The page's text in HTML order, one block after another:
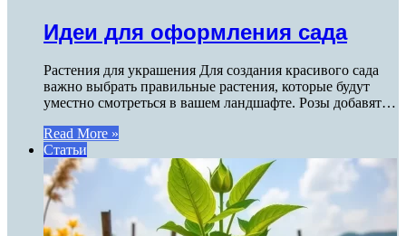
Идеи для оформления сада
Растения для украшения Для создания красивого сада
важно выбрать правильные растения, которые будут
уместно смотреться в вашем ландшафте. Розы добавят…
Read More »
Статьи